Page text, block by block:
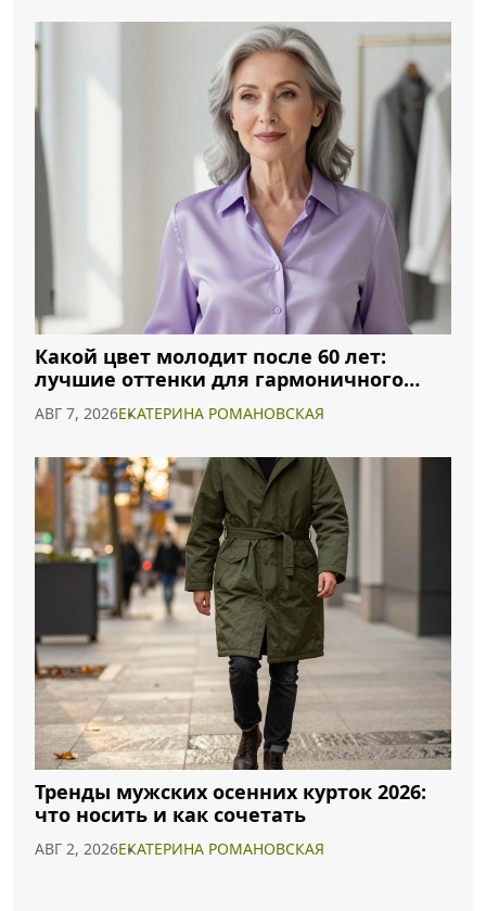
Какой цвет молодит после 60 лет:
лучшие оттенки для гармоничного
образа
АВГ 7, 2026ЕКАТЕРИНА РОМАНОВСКАЯ
Тренды мужских осенних курток 2026:
что носить и как сочетать
АВГ 2, 2026ЕКАТЕРИНА РОМАНОВСКАЯ